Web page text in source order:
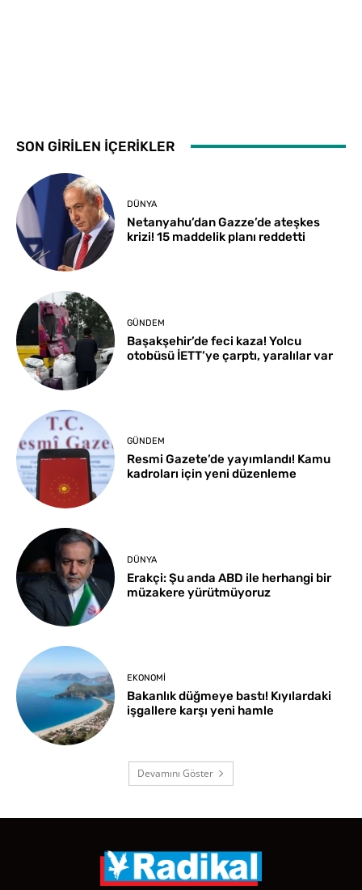
SON GİRİLEN İÇERİKLER
DÜNYA
Netanyahu’dan Gazze’de ateşkes
krizi! 15 maddelik planı reddetti
GÜNDEM
Başakşehir’de feci kaza! Yolcu
otobüsü İETT’ye çarptı, yaralılar var
GÜNDEM
Resmi Gazete’de yayımlandı! Kamu
kadroları için yeni düzenleme
DÜNYA
Erakçi: Şu anda ABD ile herhangi bir
müzakere yürütmüyoruz
EKONOMI
Bakanlık düğmeye bastı! Kıyılardaki
işgallere karşı yeni hamle
Devamını Göster